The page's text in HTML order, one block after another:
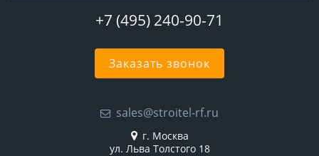
+7 (495) 240-90-71
Заказать звонок
sales@stroitel-rf.ru
г. Москва
ул. Льва Толстого 18